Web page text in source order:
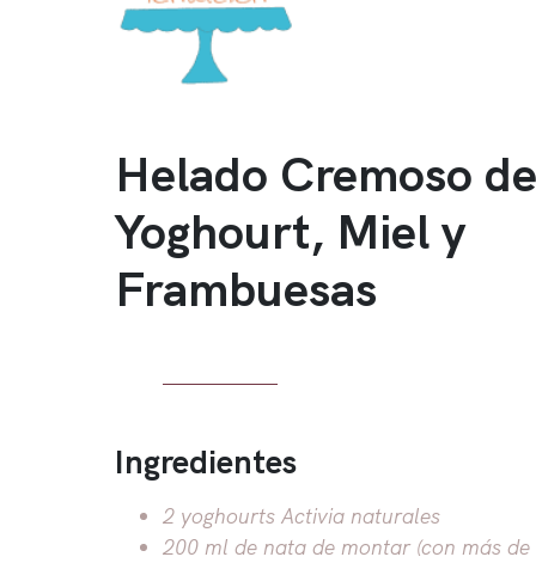
Helado Cremoso de
Yoghourt, Miel y
Frambuesas
Ingredientes
2 yoghourts Activia naturales
200 ml de nata de montar (con más